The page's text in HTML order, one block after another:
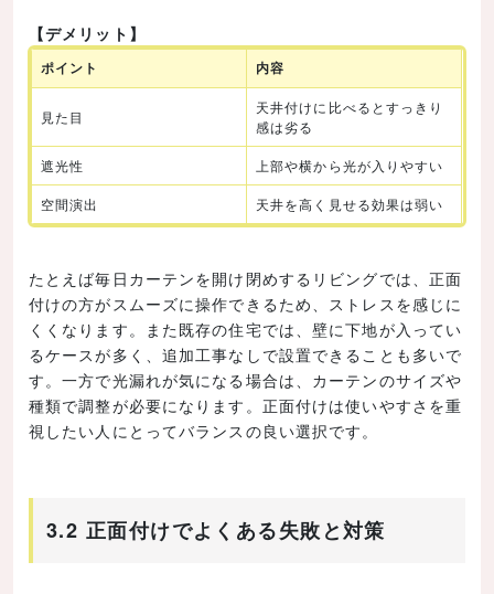
【デメリット】
ポイント 内容
見た目
天井付けに比べるとすっきり
感は劣る
遮光性 上部や横から光が入りやすい
空間演出 天井を高く見せる効果は弱い
たとえば毎日カーテンを開け閉めするリビングでは、正面
付けの方がスムーズに操作できるため、ストレスを感じに
くくなります。また既存の住宅では、壁に下地が入ってい
るケースが多く、追加工事なしで設置できることも多いで
す。一方で光漏れが気になる場合は、カーテンのサイズや
種類で調整が必要になります。正面付けは使いやすさを重
視したい人にとってバランスの良い選択です。
3.2 正面付けでよくある失敗と対策